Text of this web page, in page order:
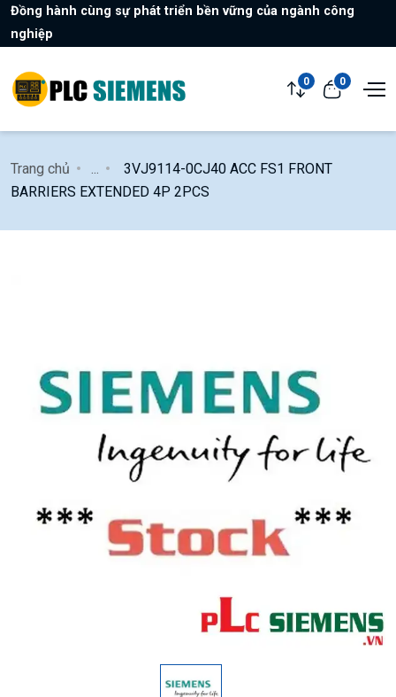
Đồng hành cùng sự phát triển bền vững của ngành công
nghiệp
0 0
Trang chủ
3VJ9114-0CJ40 ACC FS1 FRONT
BARRIERS EXTENDED 4P 2PCS